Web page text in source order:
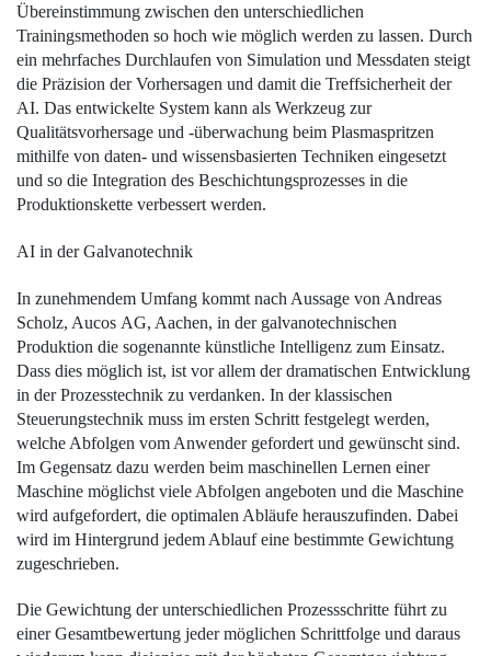
Übereinstimmung zwischen den unterschiedlichen
Trainingsmethoden so hoch wie möglich werden zu lassen. Durch
ein mehrfaches Durchlaufen von Simulation und Messdaten steigt
die Präzision der Vorhersagen und damit die Treffsicherheit der
AI. Das entwickelte System kann als Werkzeug zur
Qualitätsvorhersage und -überwachung beim Plasmaspritzen
mithilfe von daten- und wissensbasierten Techniken eingesetzt
und so die Integration des Beschichtungsprozesses in die
Produktionskette verbessert werden.
AI in der Galvanotechnik
In zunehmendem Umfang kommt nach Aussage von Andreas
Scholz, Aucos AG, Aachen, in der galvanotechnischen
Produktion die sogenannte künstliche Intelligenz zum Einsatz.
Dass dies möglich ist, ist vor allem der dramatischen Entwicklung
in der Prozesstechnik zu verdanken. In der klassischen
Steuerungstechnik muss im ersten Schritt festgelegt werden,
welche Abfolgen vom Anwender gefordert und gewünscht sind.
Im Gegensatz dazu werden beim maschinellen Lernen einer
Maschine möglichst viele Abfolgen angeboten und die Maschine
wird aufgefordert, die optimalen Abläufe herauszufinden. Dabei
wird im Hintergrund jedem Ablauf eine bestimmte Gewichtung
zugeschrieben.
Die Gewichtung der unterschiedlichen Prozessschritte führt zu
einer Gesamtbewertung jeder möglichen Schrittfolge und daraus